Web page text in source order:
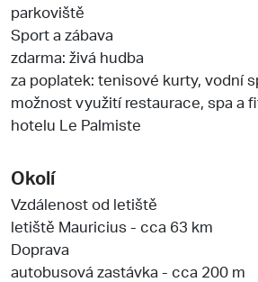
parkoviště
Sport a zábava
zdarma: živá hudba
za poplatek: tenisové kurty, vodní
možnost využití restaurace, spa a
hotelu Le Palmiste
Okolí
Vzdálenost od letiště
letiště Mauricius - cca 63 km
Doprava
autobusová zastávka - cca 200 m